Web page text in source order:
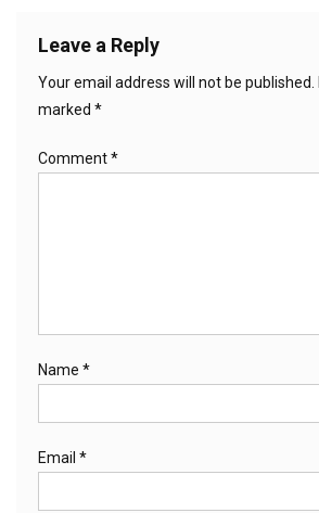
Leave a Reply
Your email address will not be published.
marked *
Comment*
Name *
Email *